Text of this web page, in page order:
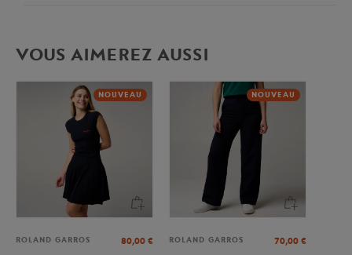
VOUS AIMEREZ AUSSI
NOUVEAU
ROLAND GARROS 80,00 €
NOUVEAU
ROLAND GARROS 70,00 €